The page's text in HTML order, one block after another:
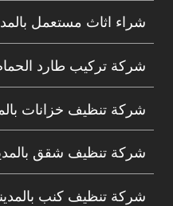
شراء اثاث مستعمل
شركة تركيب طارد الحمام
شركة تنظيف خزانات
شركة تنظيف شقق
شركة تنظيف كنب